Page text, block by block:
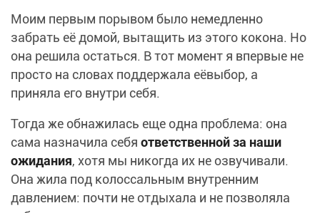
Моим первым порывом было немедленно
забрать её домой, вытащить из этого кокона. Но
она решила остаться. В тот момент я впервые не
просто на словах поддержала еёвыбор, а
приняла его внутри себя.
Тогда же обнажилась еще одна проблема: она
сама назначила себя ответственной за наши
ожидания, хотя мы никогда их не озвучивали.
Она жила под колоссальным внутренним
давлением: почти не отдыхала и не позволяла